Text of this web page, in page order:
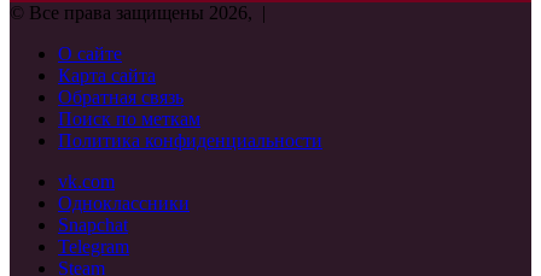
© Все права защищены 2026, |
О сайте
Карта сайта
Обратная связь
Поиск по меткам
Политика конфиденциальности
vk.com
Одноклассники
Snapchat
Telegram
Steam